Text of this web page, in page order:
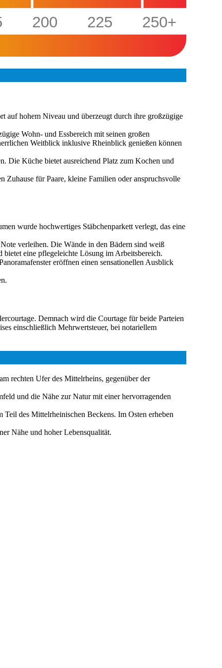
200 225 250+
auf hohem Niveau und überzeugt durch ihre großzügige
Wohn- und Essbereich mit seinen großen
Weitblick inklusive Rheinblick genießen können
Die Küche bietet ausreichend Platz zum Kochen und
Zuhause für Paare, kleine Familien oder anspruchsvolle
wurde hochwertiges Stäbchenparkett verlegt, das eine
verleihen. Die Wände in den Bädern sind weiß
eine pflegeleichte Lösung im Arbeitsbereich.
eröffnen einen sensationellen Ausblick
Demnach wird die Courtage für beide Parteien
einschließlich Mehrwertsteuer, bei notariellem
rechten Ufer des Mittelrheins, gegenüber der
und die Nähe zur Natur mit einer hervorragenden
des Mittelrheinischen Beckens. Im Osten erheben
Nähe und hoher Lebensqualität.